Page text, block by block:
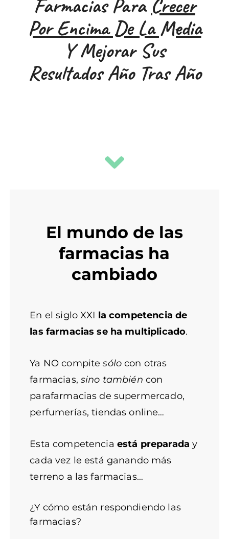
Farmacias Para Crecer
Por Encima De La Media
Y Mejorar Sus
Resultados Año Tras Año
a
b
l
El mundo de las
farmacias ha
cambiado
En el siglo XXI la competencia de
las farmacias se ha multiplicado.
Ya NO compitesólocon otras
farmacias, sino también con
parafarmacias de supermercado,
perfumerías, tiendas online…
Esta competencia está preparada y
cada vez le está ganando más
terreno a las farmacias…
¿Y cómo están respondiendo las
farmacias?